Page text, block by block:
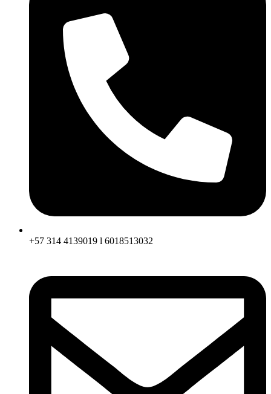
+57 314 4139019 l 6018513032